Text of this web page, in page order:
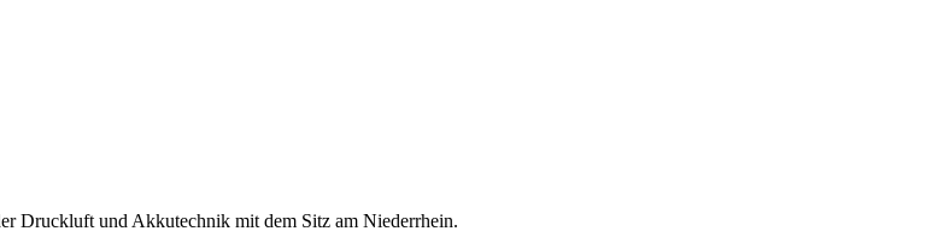
Druckluft und Akkutechnik mit dem Sitz am Niederrhein.